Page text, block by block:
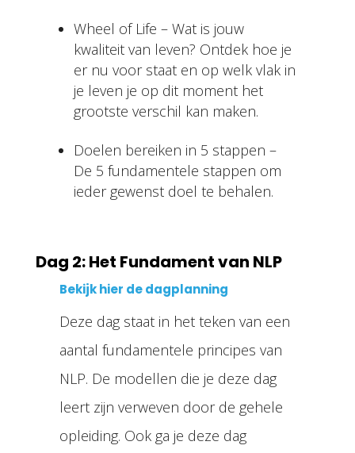
Wheel of Life – Wat is jouw
kwaliteit van leven? Ontdek hoe je
er nu voor staat en op welk vlak in
je leven je op dit moment het
grootste verschil kan maken.
Doelen bereiken in 5 stappen –
De 5 fundamentele stappen om
ieder gewenst doel te behalen.
Dag 2: Het Fundament van NLP
Bekijk hier de dagplanning
Deze dag staat in het teken van een
aantal fundamentele principes van
NLP. De modellen die je deze dag
leert zijn verweven door de gehele
opleiding. Ook ga je deze dag